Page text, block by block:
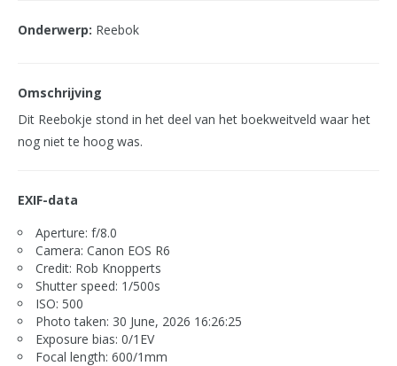
Onderwerp: Reebok
Omschrijving
Dit Reebokje stond in het deel van het boekweitveld waar het
nog niet te hoog was.
EXIF-data
Aperture: f/8.0
Camera: Canon EOS R6
Credit: Rob Knopperts
Shutter speed: 1/500s
ISO: 500
Photo taken: 30 June, 2026 16:26:25
Exposure bias: 0/1EV
Focal length: 600/1mm